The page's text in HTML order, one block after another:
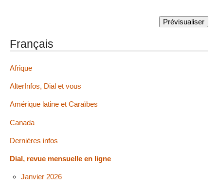
Français
Afrique
AlterInfos, Dial et vous
Amérique latine et Caraïbes
Canada
Dernières infos
Dial, revue mensuelle en ligne
Janvier 2026